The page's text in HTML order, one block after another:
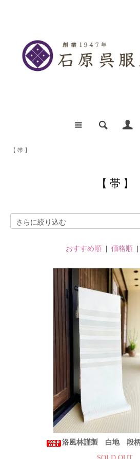
【 帯 】
【 帯 】
おすすめ順 価格順 |
洛風林謹製 白地 段